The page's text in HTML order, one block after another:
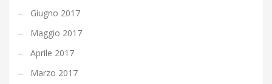
Giugno 2017
Maggio 2017
Aprile 2017
Marzo 2017